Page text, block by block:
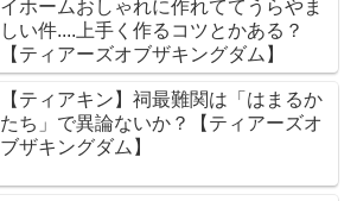
イホームおしゃれに作れててうらやま
しい件....上手く作るコツとかある？
【ティアーズオブザキングダム】
【ティアキン】祠最難関は「はまるか
たち」で異論ないか？【ティアーズオ
ブザキングダム】